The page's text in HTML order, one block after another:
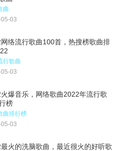
曲
03
络流行歌曲100首，热搜榜歌曲排
行歌曲
03
爆音乐，网络歌曲2022年流行歌
榜
曲排行榜
03
火的洗脑歌曲，最近很火的好听歌